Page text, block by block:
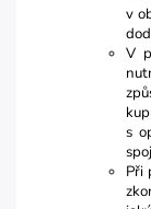
v
V
s
Při